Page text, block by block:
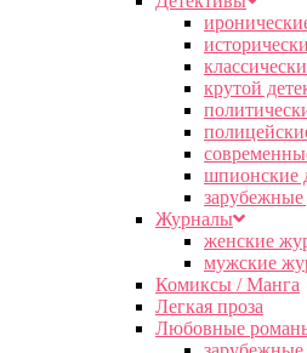
крутой
шпионские
Журналы
женские
мужские
Комиксы / Манга
Легкая проза
Любовные